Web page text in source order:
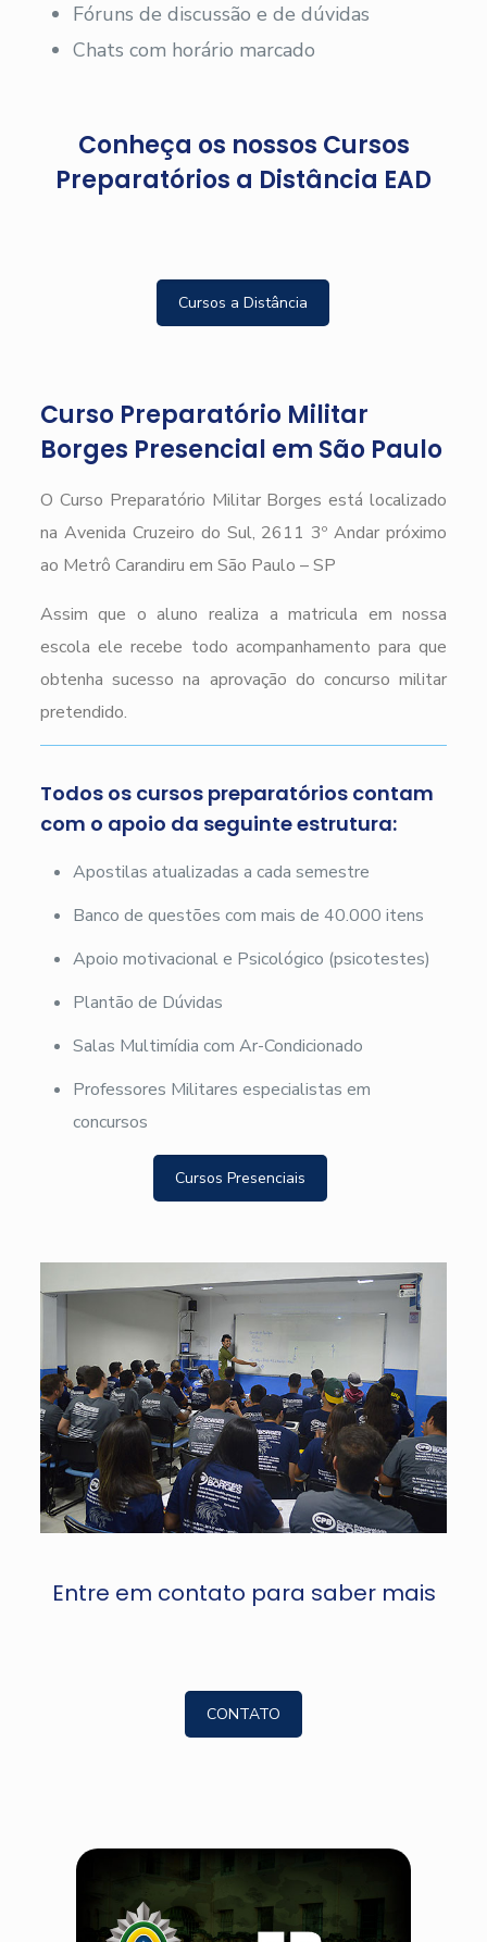
Fóruns de discussão e de dúvidas
Chats com horário marcado
Conheça os nossos Cursos
Preparatórios a Distância EAD
Cursos a Distância
Curso Preparatório Militar
Borges Presencial em São Paulo
O Curso Preparatório Militar Borges está localizado
na Avenida Cruzeiro do Sul, 2611 3º Andar próximo
ao Metrô Carandiru em São Paulo – SP
Assim que o aluno realiza a matricula em nossa
escola ele recebe todo acompanhamento para que
obtenha sucesso na aprovação do concurso militar
pretendido.
Todos os cursos preparatórios contam
com o apoio da seguinte estrutura:
Apostilas atualizadas a cada semestre
Banco de questões com mais de 40.000 itens
Apoio motivacional e Psicológico (psicotestes)
Plantão de Dúvidas
Salas Multimídia com Ar-Condicionado
Professores Militares especialistas em
concursos
Cursos Presenciais
Entre em contato para saber mais
CONTATO